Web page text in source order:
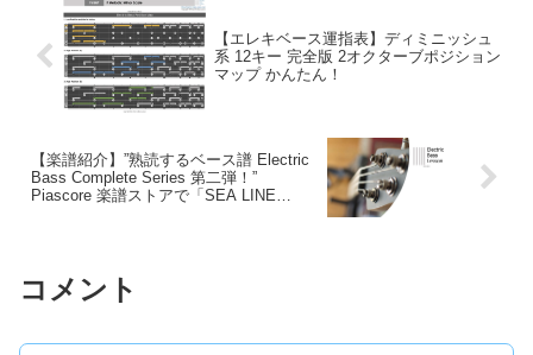
【エレキベース運指表】ディミニッシュ
系 12キー 完全版 2オクターブポジション
マップ かんたん！
【楽譜紹介】”熟読するベース譜 Electric
Bass Complete Series 第二弾！”
Piascore 楽譜ストアで「SEA LINE
コメント